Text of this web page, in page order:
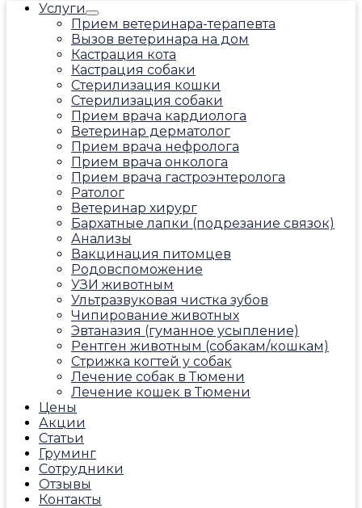
Услуги
Прием ветеринара-терапевта
Вызов ветеринара на дом
Кастрация кота
Кастрация собаки
Стерилизация кошки
Стерилизация собаки
Прием врача кардиолога
Ветеринар дерматолог
Прием врача нефролога
Прием врача онколога
Прием врача гастроэнтеролога
Ратолог
Ветеринар хирург
Бархатные лапки (подрезание связок)
Анализы
Вакцинация питомцев
Родовспоможение
УЗИ животным
Ультразвуковая чистка зубов
Чипирование животных
Эвтаназия (гуманное усыпление)
Рентген животным (собакам/кошкам)
Стрижка когтей у собак
Лечение собак в Тюмени
Лечение кошек в Тюмени
Цены
Акции
Статьи
Груминг
Сотрудники
Отзывы
Контакты